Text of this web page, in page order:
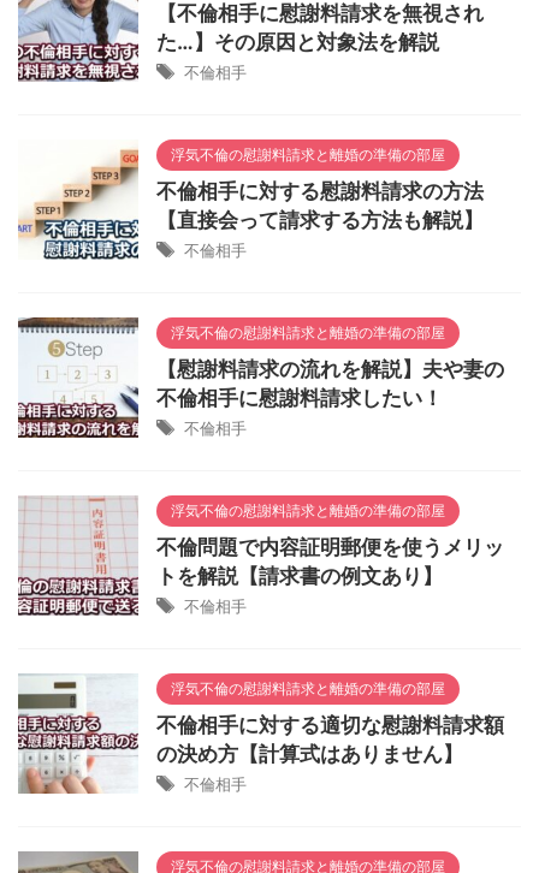
【不倫相手に慰謝料請求を無視され
た…】その原因と対象法を解説
不倫相手
浮気不倫の慰謝料請求と離婚の準備の部屋
不倫相手に対する慰謝料請求の方法
【直接会って請求する方法も解説】
不倫相手
浮気不倫の慰謝料請求と離婚の準備の部屋
【慰謝料請求の流れを解説】夫や妻の
不倫相手に慰謝料請求したい！
不倫相手
浮気不倫の慰謝料請求と離婚の準備の部屋
不倫問題で内容証明郵便を使うメリッ
トを解説【請求書の例文あり】
不倫相手
浮気不倫の慰謝料請求と離婚の準備の部屋
不倫相手に対する適切な慰謝料請求額
の決め方【計算式はありません】
不倫相手
浮気不倫の慰謝料請求と離婚の準備の部屋